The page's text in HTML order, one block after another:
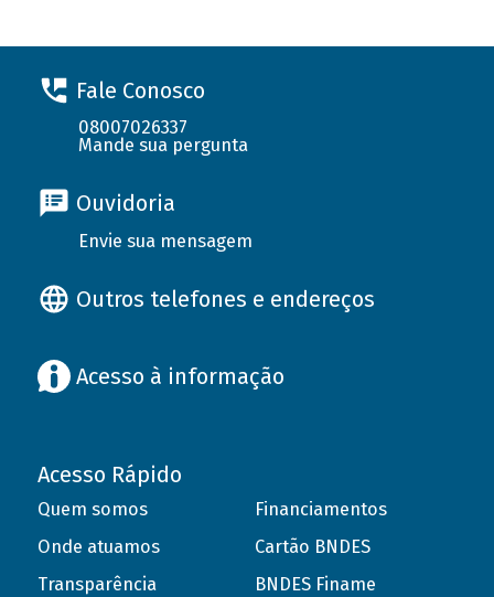
Fale Conosco
08007026337
Mande sua pergunta
Ouvidoria
Envie sua mensagem
Outros telefones e endereços
Acesso à informação
Acesso Rápido
Quem somos
Onde atuamos
Transparência
Financiamentos
Cartão BNDES
BNDES Finame